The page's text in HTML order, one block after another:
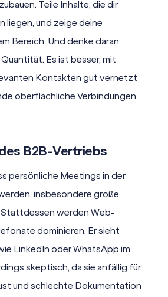
Teile Inhalte, die dir
liegen, und zeige deine
Bereich. Und denke daran:
Es ist besser, mit
Kontakten gut vernetzt
oberflächliche Verbindungen
B2B-Vertriebs
persönliche Meetings in der
insbesondere große
werden Web-
dominieren. Er sieht
LinkedIn oder WhatsApp im
skeptisch, da sie anfällig für
und schlechte Dokumentation